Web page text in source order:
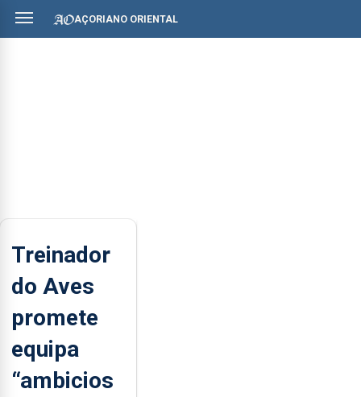
AÇORIANO ORIENTAL
Treinador
do Aves
promete
equipa
“ambicios